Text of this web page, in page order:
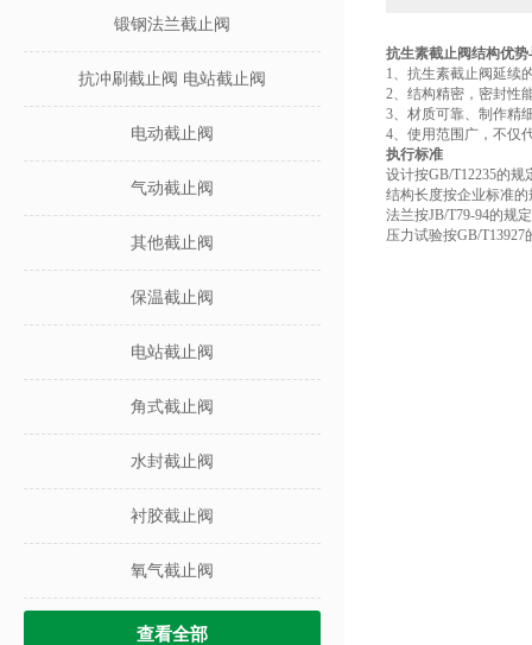
锻钢法兰截止阀
抗冲刷截止阀 电站截止阀
电动截止阀
气动截止阀
其他截止阀
保温截止阀
电站截止阀
角式截止阀
水封截止阀
衬胶截止阀
氧气截止阀
查看全部
抗生素截止阀结构优势
1、抗生素截止阀延续
2、结构精密，密封性
3、材质可靠、制作精
4、使用范围广，不仅
执行标准
设计按GB/T12235的规
结构长度按企业标准的
法兰按JB/T79-94的规
压力试验按GB/T13927